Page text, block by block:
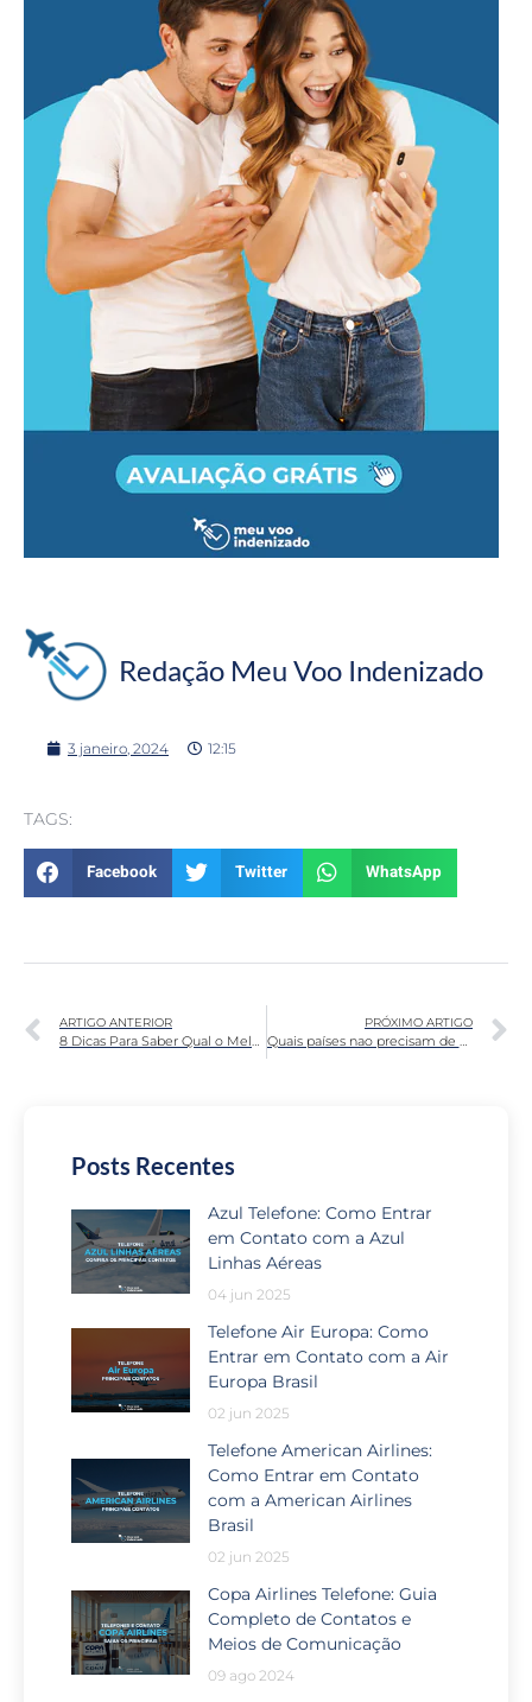
Redação Meu Voo Indenizado
3 janeiro, 2024 12:15
TAGS:
Facebook Twitter WhatsApp
ARTIGO ANTERIOR PRÓXIMO ARTIGO
Posts Recentes
Azul Telefone: Como Entrar
em Contato com a Azul
Linhas Aéreas
04 jun 2025
Telefone Air Europa: Como
Entrar em Contato com a Air
Europa Brasil
02 jun 2025
Telefone American Airlines:
Como Entrar em Contato
com a American Airlines
Brasil
02 jun 2025
Copa Airlines Telefone: Guia
Completo de Contatos e
Meios de Comunicação
09 ago 2024